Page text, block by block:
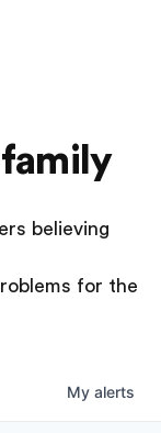
family
believing
for the
My alerts